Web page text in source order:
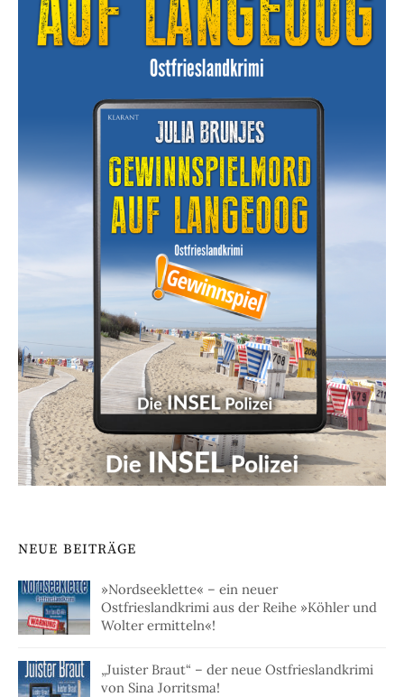
NEUE BEITRÄGE
»Nordseeklette« – ein neuer
Ostfrieslandkrimi aus der Reihe »Köhler und
Wolter ermitteln«!
„Juister Braut“ – der neue Ostfrieslandkrimi
von Sina Jorritsma!